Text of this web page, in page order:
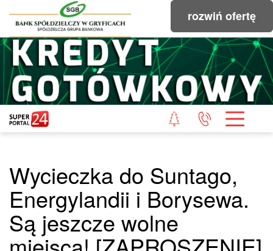
rozwiń ofertę
Wycieczka do Suntago,
Energylandii i Borysewa.
Są jeszcze wolne